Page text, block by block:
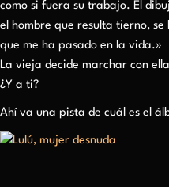
como si fuera su trabajo. El
el hombre que resulta tierno,
que me ha pasado en la vida.»
La vieja decide marchar con
¿Y a ti?
Ahí va una pista de cuál es el